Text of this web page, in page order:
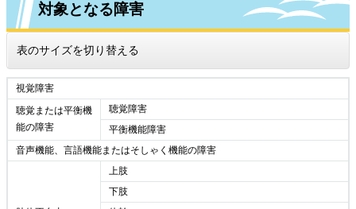
対象となる障害
表のサイズを切り替える
視覚障害
聴覚または平衡機
能の障害
聴覚障害
平衡機能障害
音声機能、言語機能またはそしゃく機能の障害
上肢
下肢